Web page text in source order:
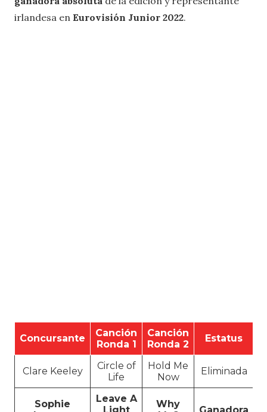
irlandesa en Eurovisión Junior 2022.
Concursante
Canción
Ronda 1
Canción
Ronda 2
Estatus
Clare Keeley
Circle of
Life
Hold Me
Now
Eliminada
Sophie
Leave A
Why